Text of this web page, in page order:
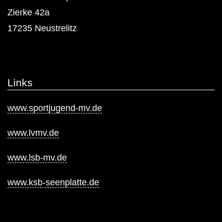
Zierke 42a
17235 Neustrelitz
Links
www.sportjugend-mv.de
www.lvmv.de
www.lsb-mv.de
www.ksb-seenplatte.de